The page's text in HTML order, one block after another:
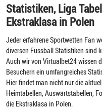
Statistiken, Liga
Ekstraklasa in Polen
Jeder erfahrene Sportwetten Fan
diversen Fussball Statistiken sind
Auch wir von Virtualbet24 wissen
Besuchern ein umfangreiches
Hier findet man nicht nur die
Heimtabellen, Auswärtstabellen,
die Ekstraklasa in Polen.